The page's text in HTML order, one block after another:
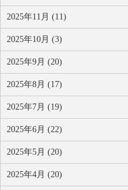
2025年11月 (11)
2025年10月 (3)
2025年9月 (20)
2025年8月 (17)
2025年7月 (19)
2025年6月 (22)
2025年5月 (20)
2025年4月 (20)